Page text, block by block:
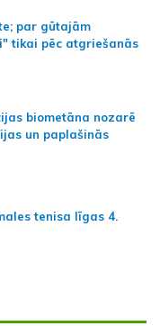
par gūtajām
tikai pēc atgriešanās
biometāna nozarē
un paplašinās
tenisa līgas 4.